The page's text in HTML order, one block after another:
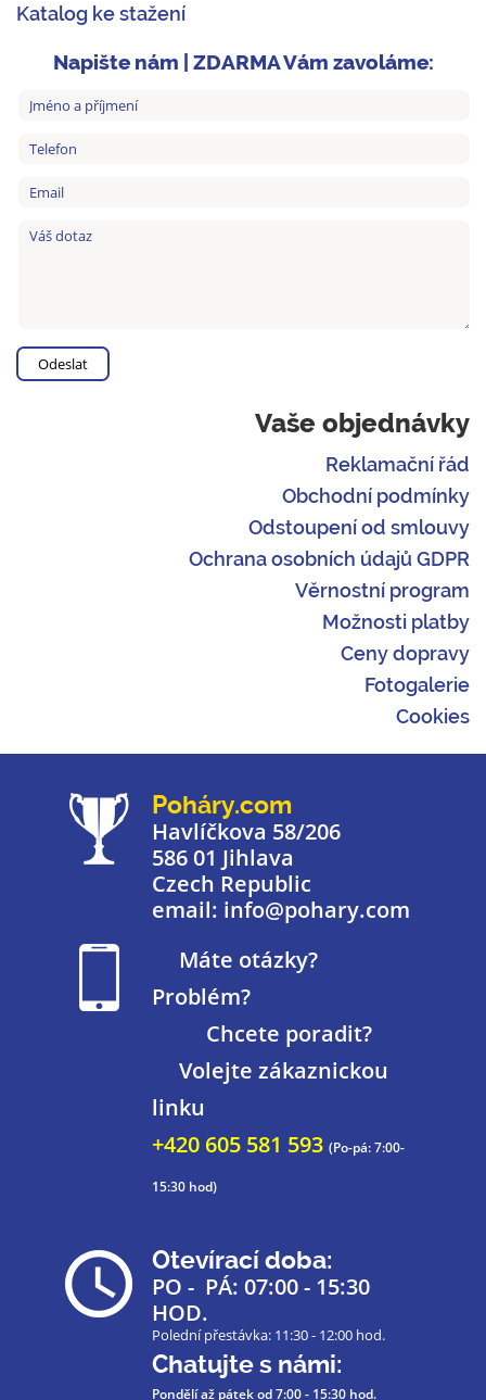
Katalog ke stažení
Napište nám | ZDARMA Vám zavoláme:
Vaše objednávky
Reklamační řád
Obchodní podmínky
Odstoupení od smlouvy
Ochrana osobních údajů GDPR
Věrnostní program
Možnosti platby
Ceny dopravy
Fotogalerie
Cookies
Poháry.com
Havlíčkova 58/206
586 01 Jihlava
Czech Republic
email: info@pohary.com
Máte otázky?
Problém?
Chcete poradit?
Volejte zákaznickou
linku
+420 605 581 593 (Po-pá: 7:00-
15:30 hod)
Otevírací doba:
PO - PÁ: 07:00 - 15:30
HOD.
Polední přestávka: 11:30 - 12:00 hod.
Chatujte s námi:
Pondělí až pátekod 7:00 - 15:30 hod.